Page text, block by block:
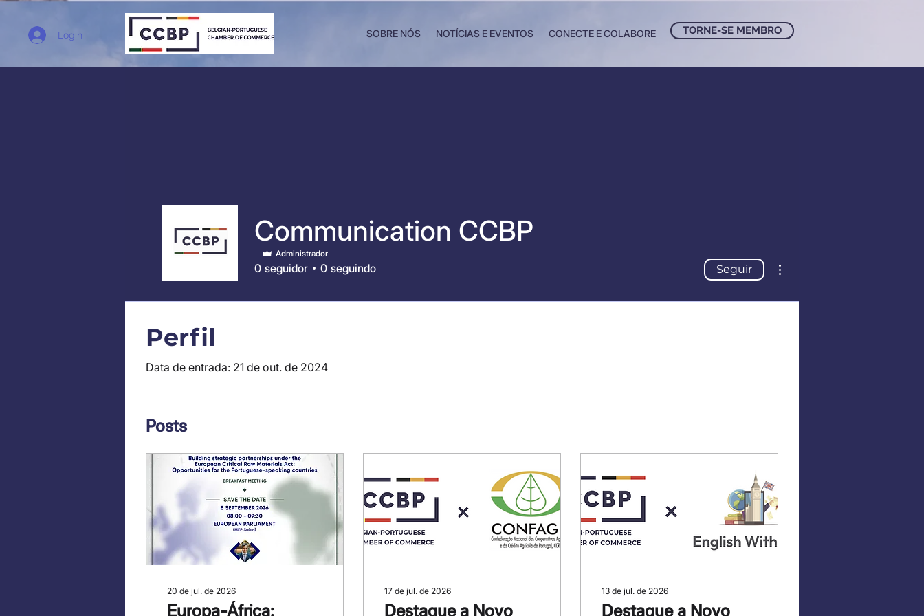
Login SOBRE NÓS NOTÍCIAS E EVENTOS CONECTE E COLABORE TORNE-SE MEMBRO
Communication CCBP
Administrador
0 seguidor 0 seguindo Seguir
Perfil
Data de entrada: 21 de out. de 2024
Posts
20 de jul. de 2026
Europa-África:
17 de jul. de 2026
Destaque a Novo
13 de jul. de 2026
Destaque a Novo